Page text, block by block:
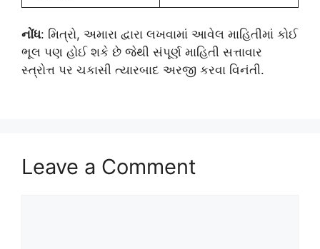
નોંધ: મિત્રો, અમારા દ્વારા લખવામાં આવેલ માહિતીમાં કોઈ
ભૂલ પણ હોઈ શકે છે જેથી સંપૂર્ણ માહિતી સત્તાવાર
સ્ત્રોત્ત પર ચકાસી ત્યારબાદ અરજી કરવા વિનંતી.
Leave a Comment